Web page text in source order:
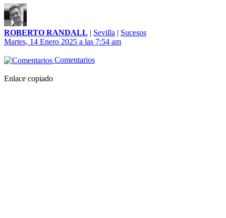
ROBERTO RANDALL | Sevilla | Sucesos
Martes, 14 Enero 2025 a las 7:54 am
Comentarios
Enlace copiado